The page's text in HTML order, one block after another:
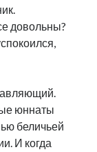
довольны?
юннаты
беличьей
И когда